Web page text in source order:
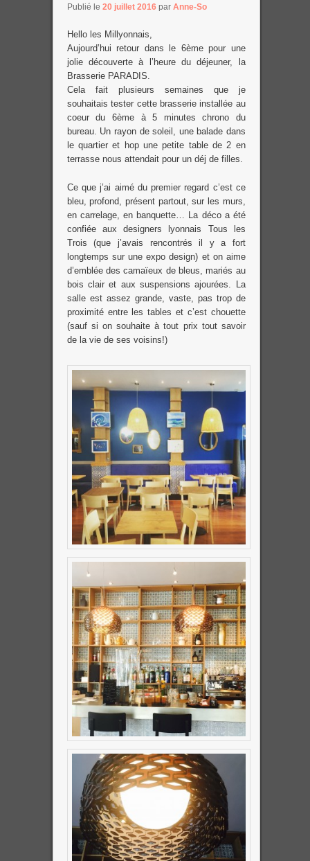
Publié le 20 juillet 2016 par Anne-So
Hello les Millyonnais,
Aujourd’hui retour dans le 6ème pour une
jolie découverte à l’heure du déjeuner, la
Brasserie PARADIS.
Cela fait plusieurs semaines que je
souhaitais tester cette brasserie installée au
coeur du 6ème à 5 minutes chrono du
bureau. Un rayon de soleil, une balade dans
le quartier et hop une petite table de 2 en
terrasse nous attendait pour un déj de filles.
Ce que j’ai aimé du premier regard c’est ce
bleu, profond, présent partout, sur les murs,
en carrelage, en banquette… La déco a été
confiée aux designers lyonnais Tous les
Trois (que j’avais rencontrés il y a fort
longtemps sur une expo design) et on aime
d’emblée des camaïeux de bleus, mariés au
bois clair et aux suspensions ajourées. La
salle est assez grande, vaste, pas trop de
proximité entre les tables et c’est chouette
(sauf si on souhaite à tout prix tout savoir
de la vie de ses voisins!)